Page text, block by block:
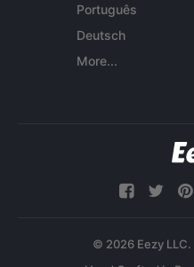
Português
Deutsch
More...
© 2026 Eezy